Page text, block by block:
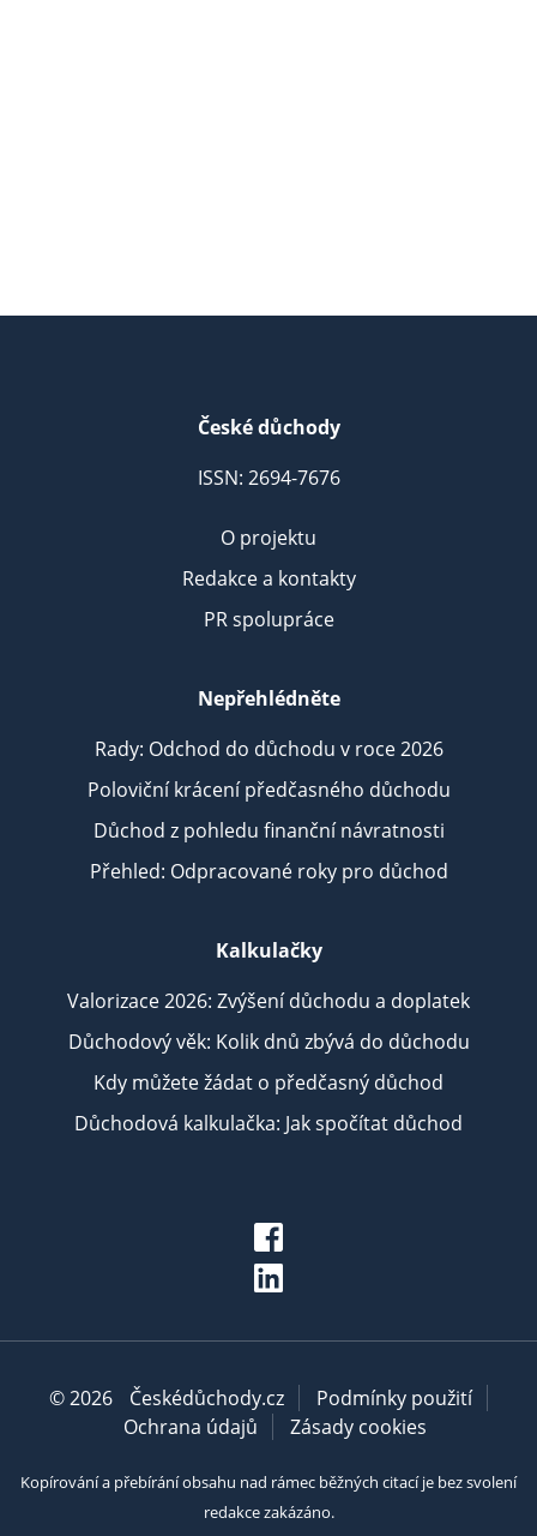
České důchody
ISSN: 2694-7676
O projektu
Redakce a kontakty
PR spolupráce
Nepřehlédněte
Rady: Odchod do důchodu v roce 2026
Poloviční krácení předčasného důchodu
Důchod z pohledu finanční návratnosti
Přehled: Odpracované roky pro důchod
Kalkulačky
Valorizace 2026: Zvýšení důchodu a doplatek
Důchodový věk: Kolik dnů zbývá do důchodu
Kdy můžete žádat o předčasný důchod
Důchodová kalkulačka: Jak spočítat důchod
© 2026 Českédůchody.cz
Podmínky použití
Ochrana údajů
Zásady cookies
Kopírování a přebírání obsahu nad rámec běžných citací je bez svolení
redakce zakázáno.